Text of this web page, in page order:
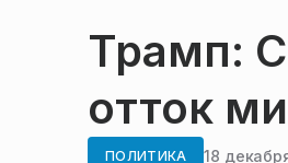
Трамп:
отток
ПОЛИТИКА 18